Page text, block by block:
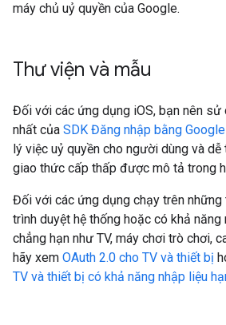
máy chủ uỷ quyền của Google.
Thư viện và mẫu
Đối với các ứng dụng iOS, bạn nên sử
nhất của SDK Đăng nhập bằng
lý việc uỷ quyền cho người dùng và
giao thức cấp thấp được mô tả trong
Đối với các ứng dụng chạy trên
trình duyệt hệ thống hoặc có khả năng
chẳng hạn như TV, máy chơi trò chơi,
hãy xem OAuth 2.0 cho TV và thiết bị
TV và thiết bị có khả năng nhập liệu